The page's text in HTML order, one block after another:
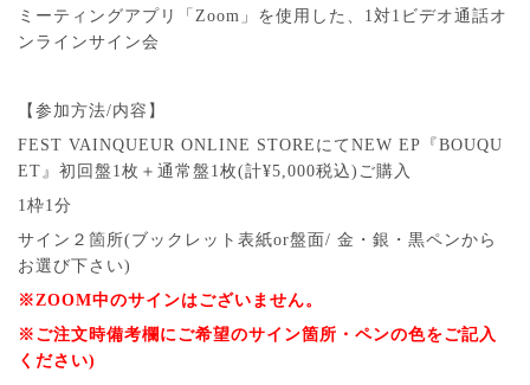
ミーティングアプリ「Zoom」を使用した、1対1ビデオ通話オ
ンラインサイン会
【参加方法/内容】
FEST VAINQUEUR ONLINE STOREにてNEW EP『BOUQU
ET』初回盤1枚＋通常盤1枚(計¥5,000税込)ご購入
1枠1分
サイン２箇所(ブックレット表紙or盤面/ 金・銀・黒ペンから
お選び下さい)
※ZOOM中のサインはございません。
※ご注文時備考欄にご希望のサイン箇所・ペンの色をご記入
ください)